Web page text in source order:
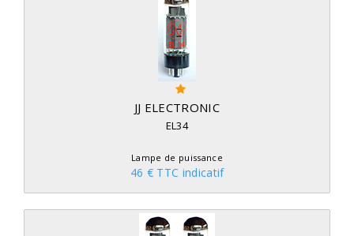
JJ ELECTRONIC
EL34
Lampe de puissance
46 € TTC indicatif